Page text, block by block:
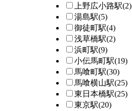
上野広小路駅(2)
湯島駅(5)
御徒町駅(4)
浅草橋駅(2)
浜町駅(9)
小伝馬町駅(19)
馬喰町駅(30)
馬喰横山駅(25)
東日本橋駅(25)
東京駅(20)